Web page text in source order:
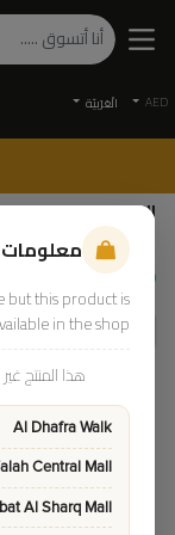
AED الْعَرَبيّة
واط | 7MD2443 |
85.00
معلومات
but this product is
in the shop.
هذا المنتج
Al Dhafra Walk
Central Mall
Al Sharq Mall